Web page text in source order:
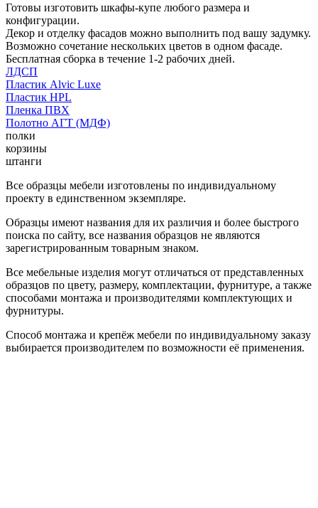
Готовы изготовить шкафы-купе любого размера и
конфигурации.
Декор и отделку фасадов можно выполнить под вашу задумку.
Возможно сочетание нескольких цветов в одном фасаде.
Бесплатная сборка в течение 1-2 рабочих дней.
ЛДСП
Пластик Alvic Luxe
Пластик HPL
Пленка ПВХ
Полотно АГТ (МДФ)
полки
корзины
штанги
Все образцы мебели изготовлены по индивидуальному
проекту в единственном экземпляре.
Образцы имеют названия для их различия и более быстрого
поиска по сайту, все названия образцов не являются
зарегистрированным товарным знаком.
Все мебельные изделия могут отличаться от представленных
образцов по цвету, размеру, комплектации, фурнитуре, а также
способами монтажа и производителями комплектующих и
фурнитуры.
Способ монтажа и крепёж мебели по индивидуальному заказу
выбирается производителем по возможности её применения.